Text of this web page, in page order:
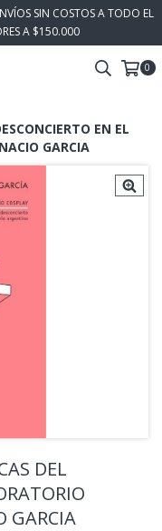
SIN COSTOS A TODO EL
A $150.000
0
EN EL
GARCIA
DEL
GARCIA